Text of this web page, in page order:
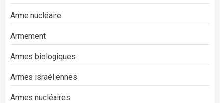
Arme nucléaire
Armement
Armes biologiques
Armes israéliennes
Armes nucléaires